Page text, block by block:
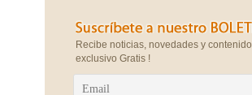
Recibe noticias, novedades y contenido
exclusivo Gratis !